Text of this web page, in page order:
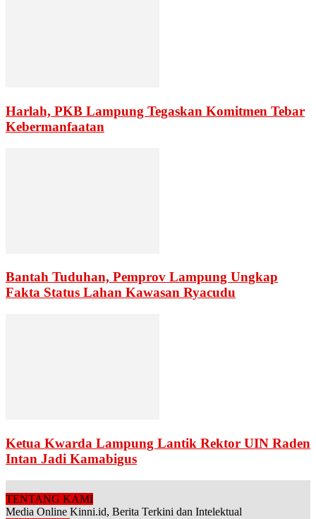
Harlah, PKB Lampung Tegaskan Komitmen Tebar
Kebermanfaatan
Bantah Tuduhan, Pemprov Lampung Ungkap
Fakta Status Lahan Kawasan Ryacudu
Ketua Kwarda Lampung Lantik Rektor UIN Raden
Intan Jadi Kamabigus
TENTANG KAMI
Media Online Kinni.id, Berita Terkini dan Intelektual